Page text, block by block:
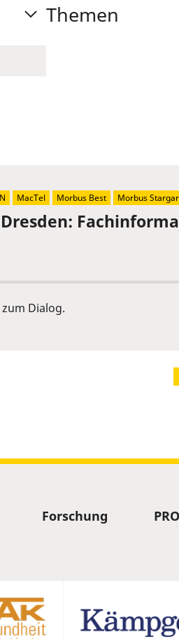
Themen
Dialog.
MacTel Morbus Best Morbus
Forschung